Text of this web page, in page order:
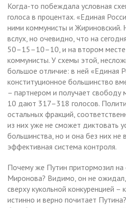
Когда-то побеждала условная
голоса в процентах. «Единая
ними коммунисты и Жириновский.
вслух, но очевидно, что на
50–15–10–10, и на втором
коммунисты. У схемы этой,
большое отличие: в ней «Единая
конституционное большинство
– партнером и получает свободу
10 дают 317–318 голосов.
остальных фракций,
из них уже не сможет диктовать
большинства, но и она без них не
эффективная система контроля.
Почему же Путин притормозил на
Миронова? Видимо, он не
сверху кукольной конкуренцией
истинно и верно почитает